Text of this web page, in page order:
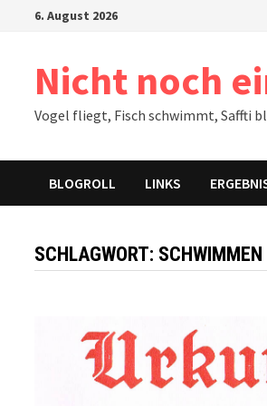
6. August 2026
Nicht noch
Vogel fliegt, Fisch schwimmt, Saffti
BLOGROLL LINKS
SCHLAGWORT: SCHWIMMEN